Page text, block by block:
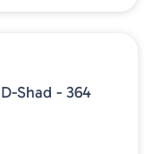
Shad - 364